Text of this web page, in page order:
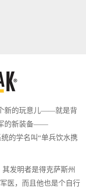
新的玩意儿——就是背
的新装备——
的学名叫“单兵饮水携
发明者是得克萨斯州
医，而且他也是个自行